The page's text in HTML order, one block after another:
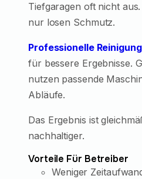
Tiefgaragen oft nicht
nur losen Schmutz.
Professionelle Reinigung
für bessere Ergebnisse.
nutzen passende
Abläufe.
Das Ergebnis ist
nachhaltiger.
Vorteile Für Betreiber
Weniger